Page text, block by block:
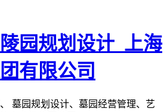
墓园规划设计、墓园经营管理、艺